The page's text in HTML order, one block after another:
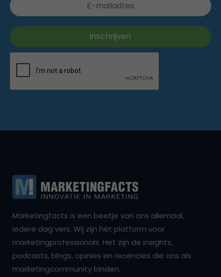
Marketingfacts is een beetje van ons allemaal,
iedere dag vers. Wij zijn hét platform voor
marketingprofessionals. Het zijn de insights,
podcasts, blogs, opinies en recencies die ons als
marketingcommunity binden.